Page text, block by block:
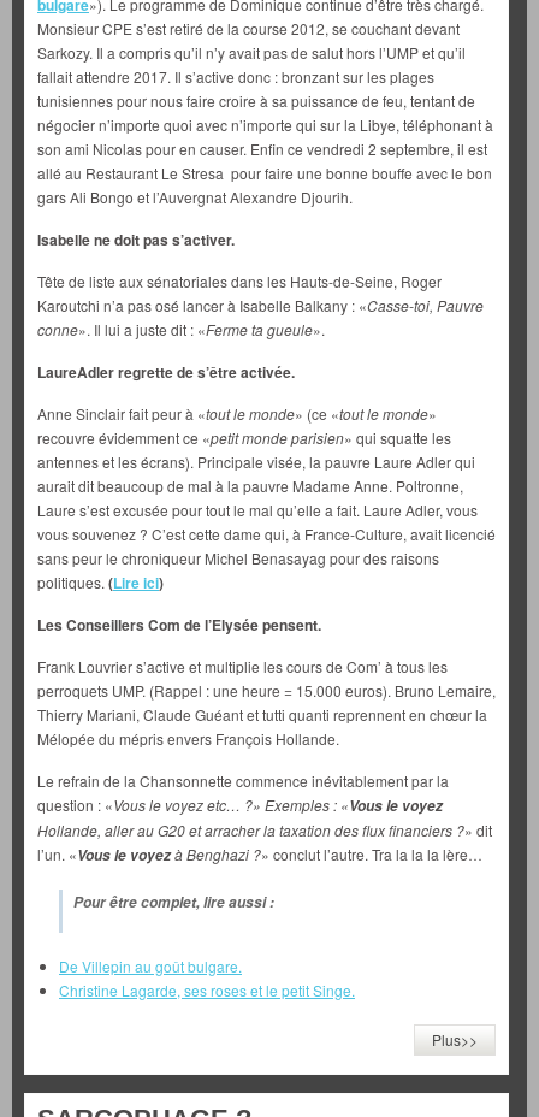
bulgare»). Le programme de Dominique continue d’être très chargé.
Monsieur CPE s’est retiré de la course 2012, se couchant devant
Sarkozy. Il a compris qu’il n’y avait pas de salut hors l’UMP et qu’il
fallait attendre 2017. Il s’active donc : bronzant sur les plages
tunisiennes pour nous faire croire à sa puissance de feu, tentant de
négocier n’importe quoi avec n’importe qui sur la Libye, téléphonant à
son ami Nicolas pour en causer. Enfin ce vendredi 2 septembre, il est
allé au Restaurant Le Stresa pour faire une bonne bouffe avec le bon
gars Ali Bongo et l’Auvergnat Alexandre Djourih.
Isabelle ne doit pas s’activer.
Tête de liste aux sénatoriales dans les Hauts-de-Seine, Roger
Karoutchi n’a pas osé lancer à Isabelle Balkany : «Casse-toi, Pauvre
conne». Il lui a juste dit : «Ferme ta gueule».
LaureAdler regrette de s’être activée.
Anne Sinclair fait peur à «tout le monde» (ce «tout le monde»
recouvre évidemment ce «petit monde parisien» qui squatte les
antennes et les écrans). Principale visée, la pauvre Laure Adler qui
aurait dit beaucoup de mal à la pauvre Madame Anne. Poltronne,
Laure s’est excusée pour tout le mal qu’elle a fait. Laure Adler, vous
vous souvenez ? C’est cette dame qui, à France-Culture, avait licencié
sans peur le chroniqueur Michel Benasayag pour des raisons
politiques. (Lire ici)
Les Conseillers Com de l’Elysée pensent.
Frank Louvrier s’active et multiplie les cours de Com’ à tous les
perroquets UMP. (Rappel : une heure = 15.000 euros). Bruno Lemaire,
Thierry Mariani, Claude Guéant et tutti quanti reprennent en chœur la
Mélopée du mépris envers François Hollande.
Le refrain de la Chansonnette commence inévitablement par la
question : «Vous le voyez etc… ?» Exemples : «Vous le voyez
Hollande, aller au G20 et arracher la taxation des flux financiers ?» dit
l’un. «Vous le voyezà Benghazi ?» conclut l’autre. Tra la la la lère…
Pour être complet, lire aussi :
De Villepin au goût bulgare.
Christine Lagarde, ses roses et le petit Singe.
Plus>>